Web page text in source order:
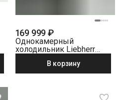
169 999 ₽
Однокамерный
холодильник Liebherr
В корзину